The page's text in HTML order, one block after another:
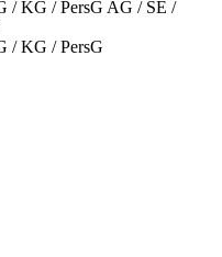
/ KG / PersG AG / SE /
/ KG / PersG